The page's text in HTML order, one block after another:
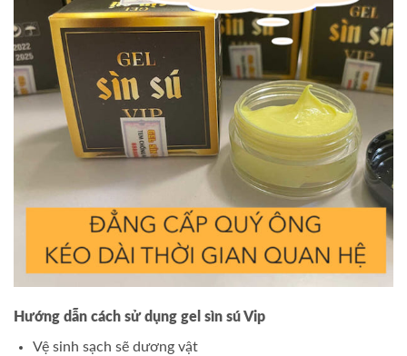
Hướng dẫn cách sử dụng gel sìn sú Vip
Vệ sinh sạch sẽ dương vật